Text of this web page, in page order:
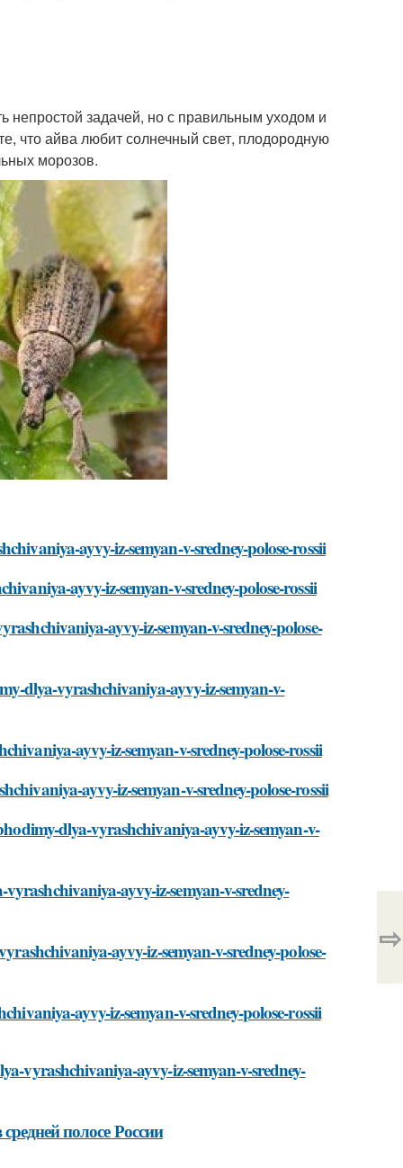
непростой задачей, но с правильным уходом и
что айва любит солнечный свет, плодородную
морозов.
ayvy-iz-semyan-v-sredney-polose-rossii
ayvy-iz-semyan-v-sredney-polose-rossii
ayvy-iz-semyan-v-sredney-polose-
dlya-vyrashchivaniya-ayvy-iz-semyan-v-
ayvy-iz-semyan-v-sredney-polose-rossii
ayvy-iz-semyan-v-sredney-polose-rossii
dlya-vyrashchivaniya-ayvy-iz-semyan-v-
ayvy-iz-semyan-v-sredney-
ayvy-iz-semyan-v-sredney-polose-
ayvy-iz-semyan-v-sredney-polose-rossii
vyrashchivaniya-ayvy-iz-semyan-v-sredney-
полосе России
⇨